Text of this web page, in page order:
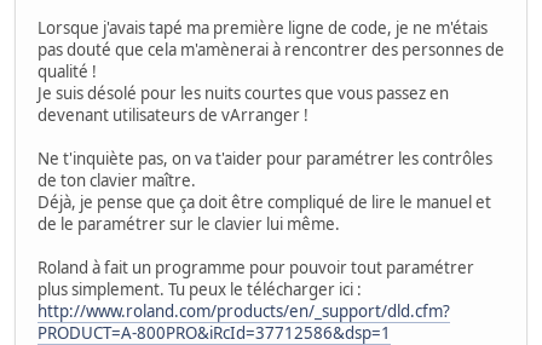
Lorsque j'avais tapé ma première ligne de code, je ne m'étais
pas douté que cela m'amènerai à rencontrer des personnes de
qualité !
Je suis désolé pour les nuits courtes que vous passez en
devenant utilisateurs de vArranger !
Ne t'inquiète pas, on va t'aider pour paramétrer les contrôles
de ton clavier maître.
Déjà, je pense que ça doit être compliqué de lire le manuel et
de le paramétrer sur le clavier lui même.
Roland à fait un programme pour pouvoir tout paramétrer
plus simplement. Tu peux le télécharger ici :
http://www.roland.com/products/en/_support/dld.cfm?
PRODUCT=A-800PRO&iRcId=37712586&dsp=1